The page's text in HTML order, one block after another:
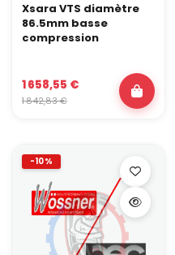
Xsara VTS diamètre
86.5mm basse
compression
1 658,55 €
1 842,83 €
-10%